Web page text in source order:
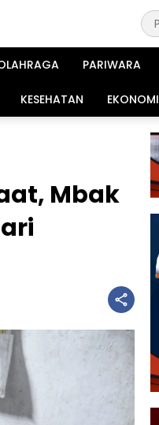
PARIWARA
KESEHATAN EKONOMI
Mbak